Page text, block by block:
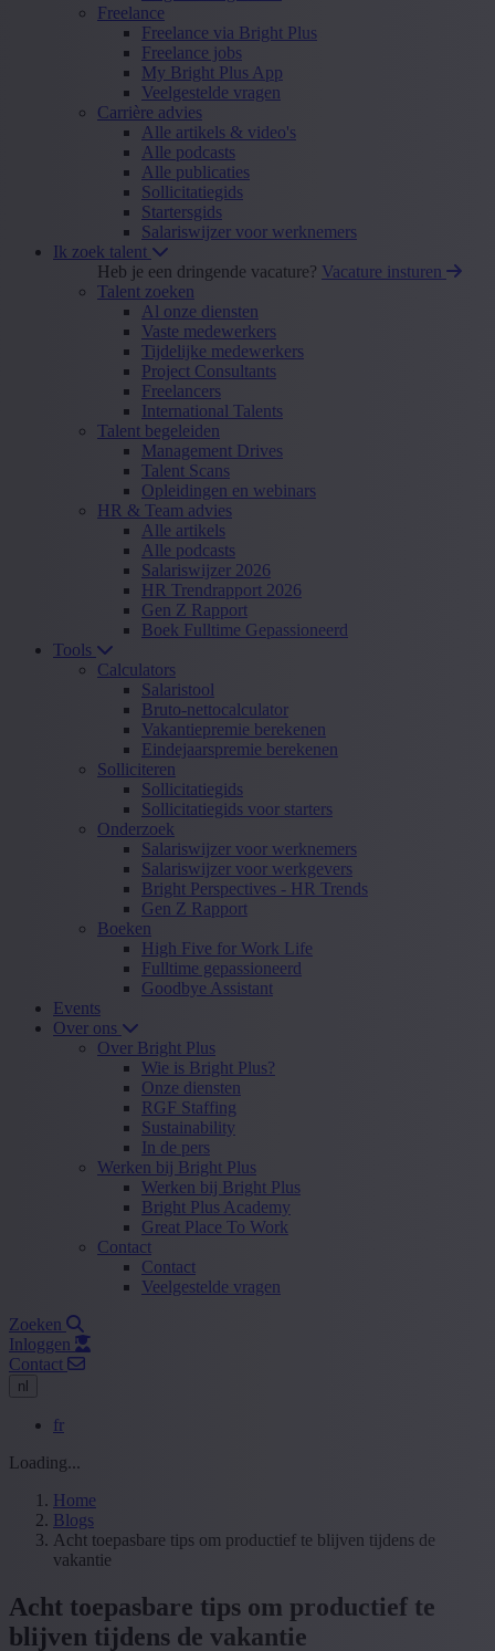
Freelance
Freelance via Bright Plus
Freelance jobs
My Bright Plus App
Veelgestelde vragen
Carrière advies
Alle artikels & video's
Alle podcasts
Alle publicaties
Sollicitatiegids
Startersgids
Salariswijzer voor werknemers
Ik zoek talent
Heb je een dringende vacature? Vacature insturen
Talent zoeken
Al onze diensten
Vaste medewerkers
Tijdelijke medewerkers
Project Consultants
Freelancers
International Talents
Talent begeleiden
Management Drives
Talent Scans
Opleidingen en webinars
HR & Team advies
Alle artikels
Alle podcasts
Salariswijzer 2026
HR Trendrapport 2026
Gen Z Rapport
Boek Fulltime Gepassioneerd
Tools
Calculators
Salaristool
Bruto-nettocalculator
Vakantiepremie berekenen
Eindejaarspremie berekenen
Solliciteren
Sollicitatiegids
Sollicitatiegids voor starters
Onderzoek
Salariswijzer voor werknemers
Salariswijzer voor werkgevers
Bright Perspectives - HR Trends
Gen Z Rapport
Boeken
High Five for Work Life
Fulltime gepassioneerd
Goodbye Assistant
Events
Over ons
Over Bright Plus
Wie is Bright Plus?
Onze diensten
RGF Staffing
Sustainability
In de pers
Werken bij Bright Plus
Werken bij Bright Plus
Bright Plus Academy
Great Place To Work
Contact
Contact
Veelgestelde vragen
Zoeken
Inloggen
Contact
nl
fr
Loading...
Home
Blogs
Acht toepasbare tips om productief te blijven tijdens de
vakantie
Acht toepasbare tips om productief te
blijven tijdens de vakantie